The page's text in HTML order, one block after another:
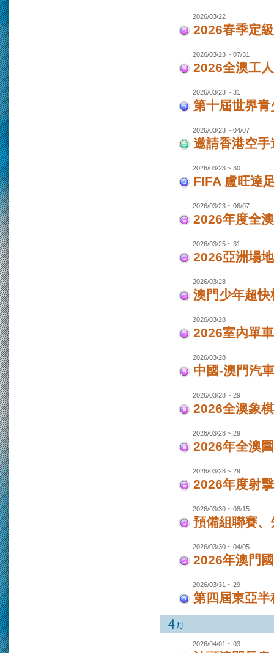
2026/03/22
2026春季定
2026/03/23 ~ 07/31
2026全澳工
2026/03/23 ~ 31
第十屆世界
2026/03/23 ~ 04/07
邀請香港空
2026/03/23 ~ 30
FIFA 盧旺達
2026/03/23 ~ 06/07
2026年度全
2026/03/25 ~ 31
2026亞洲場
2026/03/28
澳門少年超快
2026/03/28
2026室內單
2026/03/28
中國-澳門汽
2026/03/28 ~ 29
2026全澳象
2026/03/28 ~ 29
2026年全澳
2026/03/28 ~ 29
2026年度射
2026/03/30 ~ 08/15
預備組聯賽
2026/03/30 ~ 04/05
2026年澳門
2026/03/31 ~ 29
第四屆東亞
2026/04/01 ~ 03